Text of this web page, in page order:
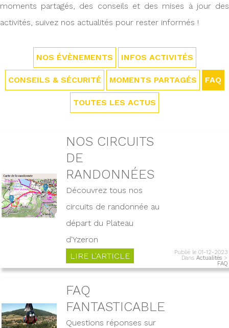
moments partagés, des conseils et des mises à jour des
activités, suivez nos actualités pour rester informés !
NOS ÉVÈNEMENTS INFOS ACTIVITÉS
CONSEILS & SÉCURITÉ MOMENTS PARTAGÉS FAQ
TOUTES LES ACTUS
NOS CIRCUITS
DE
RANDONNÉES
Découvrez tous nos
circuits de randonnée au
départ du Plateau
d'Yzeron
LIRE L'ARTICLE
Publié le 01-12-2023
Dans Actualités >
FAQ
FAQ
FANTASTICABLE
Questions réponses sur